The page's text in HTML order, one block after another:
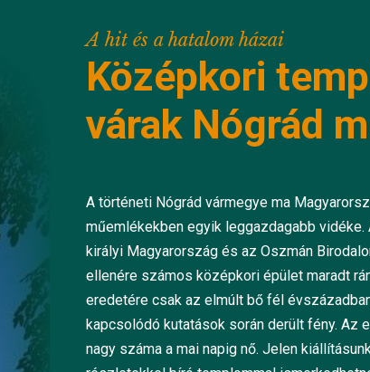
A hit és a hatalom házai
Középkori
várak Nógrád
A történeti Nógrád vármegye ma
műemlékekben egyik leggazdagabb
királyi Magyarország és az Oszmán
ellenére számos középkori épület maradt
eredetére csak az elmúlt bő fél
kapcsolódó kutatások során derült fény. Az
nagy száma a mai napig nő. Jelen